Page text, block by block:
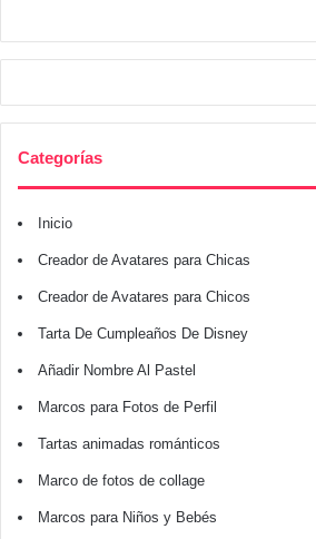
Categorías
Inicio
Creador de Avatares para Chicas
Creador de Avatares para Chicos
Tarta De Cumpleaños De Disney
Añadir Nombre Al Pastel
Marcos para Fotos de Perfil
Tartas animadas románticos
Marco de fotos de collage
Marcos para Niños y Bebés